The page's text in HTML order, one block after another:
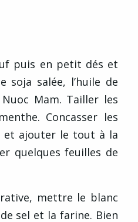
puis en petit dés et
soja salée, l’huile de
Mam. Tailler les
Concasser les
et ajouter le tout à la
quelques feuilles de
mettre le blanc
sel et la farine. Bien